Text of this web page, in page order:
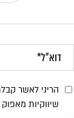
הריני לאשר
שיווקיות
יצוא הנפט נפגע,